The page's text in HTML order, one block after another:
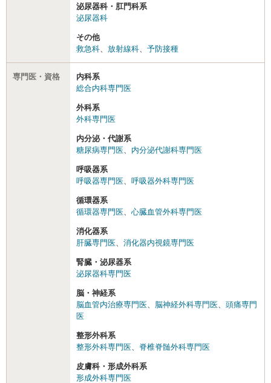
泌尿器科・肛門科系
泌尿器科
その他
救急科
放射線科 予防接種
専門医・資格
内科系
総合内科専門医
外科系
外科専門医
内分泌・代謝系
糖尿病専門医
内分泌代謝科専門医
呼吸器系
呼吸器専門医
呼吸器外科専門医
循環器系
循環器専門医
心臓血管外科専門医
消化器系
肝臓専門医
消化器内視鏡専門医
腎臓・泌尿器系
泌尿器科専門医
脳・神経系
脳血管内治療専門医
脳神経外科専門医
頭痛専門
医
整形外科系
整形外科専門医
脊椎脊髄外科専門医
皮膚科・形成外科系
形成外科専門医